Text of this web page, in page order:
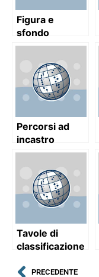
Figura e
sfondo
Percorsi ad
incastro
Tavole di
classificazione
PRECEDENTE